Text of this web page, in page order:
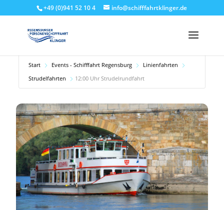
+49 (0)941 52 10 4 info@schifffahrtklinger.de
Start Events - Schifffahrt Regensburg
Linienfahrten
Strudelfahrten
12:00 Uhr Strudelrundfahrt